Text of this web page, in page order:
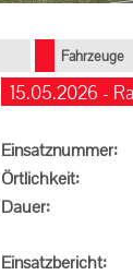
Fahrzeuge
15.05.2026 -
Einsatznummer:
Örtlichkeit:
Dauer:
Einsatzbericht: